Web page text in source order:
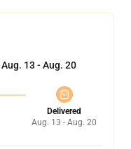
Aug. 13 - Aug. 20
Delivered
Aug. 13 - Aug. 20